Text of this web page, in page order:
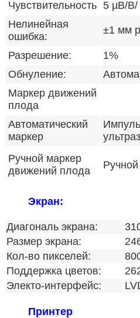
Чувствительность 5 µВ/В/
Нелинейная
ошибка:
±1 мм
Разрешение:
1%
Обнуление:
Маркер движений
плода
Автоматический
маркер
Ручной маркер
движений плода
Экран:
Диагональ экрана:
Размер экрана:
Кол-во пикселей:
Поддержка цветов:
Электо-интерфейс:
Принтер